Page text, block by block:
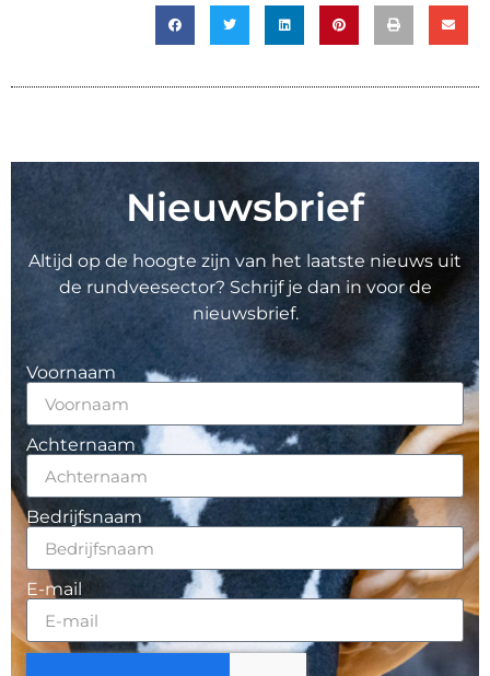
Nieuwsbrief
Altijd op de hoogte zijn van het laatste nieuws uit
de rundveesector? Schrijf je dan in voor de
nieuwsbrief.
Voornaam
Achternaam
Bedrijfsnaam
E-mail